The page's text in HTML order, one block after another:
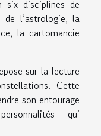
six disciplines de
de l’astrologie, la
la cartomancie
sur la lecture
Cette
son entourage
qui